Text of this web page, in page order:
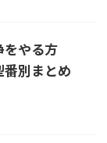
をやる方
別まとめ